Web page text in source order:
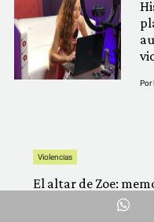
Por
Violencias
El altar de Zoe:
MIRANDA CARRETE